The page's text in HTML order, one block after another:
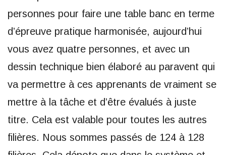
personnes pour faire une table banc en terme
d’épreuve pratique harmonisée, aujourd’hui
vous avez quatre personnes, et avec un
dessin technique bien élaboré au paravent qui
va permettre à ces apprenants de vraiment se
mettre à la tâche et d’être évalués à juste
titre. Cela est valable pour toutes les autres
filières. Nous sommes passés de 124 à 128